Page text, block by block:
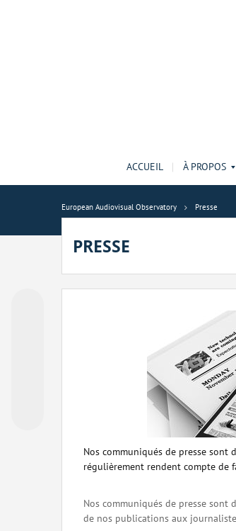
ACCUEIL À PROPOS
European Audiovisual Observatory Presse
PRESSE
Nos communiqués de presse sont
régulièrement rendent compte de
Nos communiqués de presse
de nos publications aux